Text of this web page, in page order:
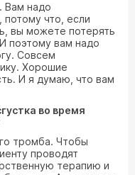
Вам надо
потому что, если
вы можете потерять
поэтому вам надо
Совсем
Хорошие
И я думаю, что вам
во время
тромба. Чтобы
проводят
терапию и